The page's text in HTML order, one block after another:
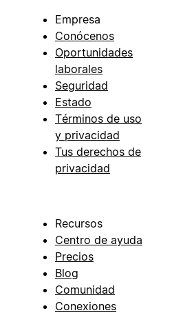
Empresa
Conócenos
Oportunidades
laborales
Seguridad
Estado
Términos de uso
y privacidad
Tus derechos de
privacidad
Recursos
Centro de ayuda
Precios
Blog
Comunidad
Conexiones